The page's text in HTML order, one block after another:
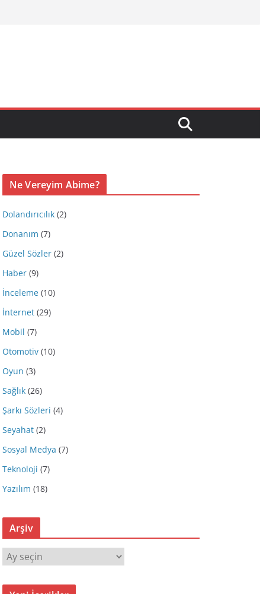
Ne Vereyim Abime?
Dolandırıcılık (2)
Donanım (7)
Güzel Sözler (2)
Haber (9)
İnceleme (10)
İnternet (29)
Mobil (7)
Otomotiv (10)
Oyun (3)
Sağlık (26)
Şarkı Sözleri (4)
Seyahat (2)
Sosyal Medya (7)
Teknoloji (7)
Yazılım (18)
Arşiv
r
ş